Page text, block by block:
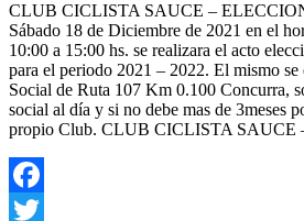
CLUB CICLISTA SAUCE –
Sábado 18 de Diciembre de 2021 en el
10:00 a 15:00 hs. se realizara el acto
para el periodo 2021 – 2022. El mismo se
Social de Ruta 107 Km 0.100 Concurra,
social al día y si no debe mas de 3meses
propio Club. CLUB CICLISTA SAUCE
Facebook